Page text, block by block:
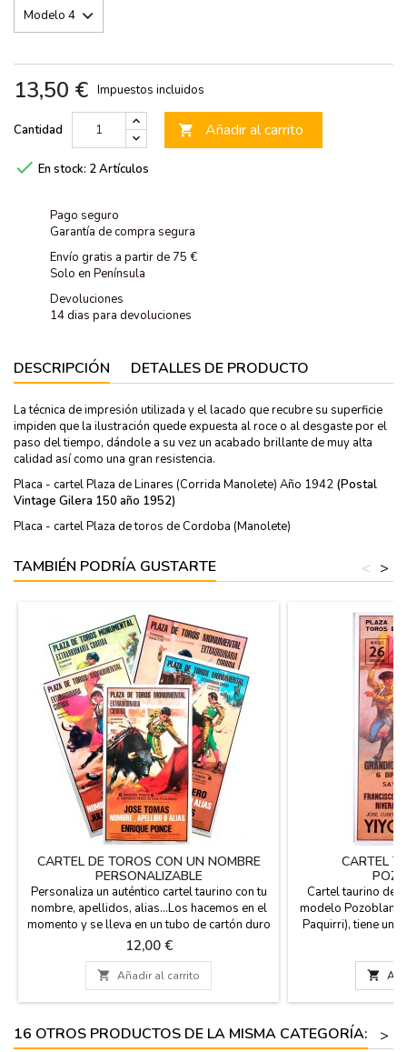
13,50 € Impuestos incluidos
Cantidad  Añadir al carrito
 En stock: 2 Artículos
Pago seguro
Garantía de compra segura
Envío gratis a partir de 75 €
Solo en Península
Devoluciones
14 dias para devoluciones
DESCRIPCIÓN DETALLES DE PRODUCTO
La técnica de impresión utilizada y el lacado que recubre su superficie
impiden que la ilustración quede expuesta al roce o al desgaste por el
paso del tiempo, dándole a su vez un acabado brillante de muy alta
calidad así como una gran resistencia.
Placa - cartel Plaza de Linares (Corrida Manolete) Año 1942 (Postal
Vintage Gilera 150 año 1952)
Placa - cartel Plaza de toros de Cordoba (Manolete)
TAMBIÉN PODRÍA GUSTARTE >
<
CARTEL DE TOROS CON UN NOMBRE
PERSONALIZABLE
Personaliza un auténtico cartel taurino con tu
nombre, apellidos, alias...Los hacemos en el
momento y se lleva en un tubo de cartón duro
para su protección y comodidad a la hora de
viajar en la maleta, esta impreso en plotter de
tinta de color negro. Medidas: 53 x 97 cm,
papel de 80 gms. impreso en plotter.
Introduce tu nombre, apellido o alias en el...
Precio
12,00 €
 Añadir al carrito
CARTEL
Cartel taurino de
modelo
Paquirri), tiene
cartón rígido para
sin dañarse. Ideal

16 OTROS PRODUCTOS DE LA MISMA CATEGORÍA:
>